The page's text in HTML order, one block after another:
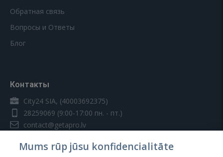
Обратная связь
Вопросы и Ответы
Блог
Контакты
City24 SIA, (40003692375)
28259069 (9:00-17:00 пн. - пт.)
contact@getapro.lv
Mums rūp jūsu konfidencialitāte